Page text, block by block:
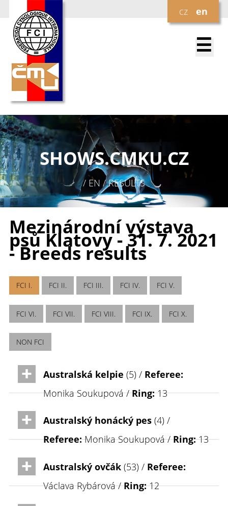
cz en
☰
SHOWS.CMKU.CZ
/ EN / RESULTS
Mezinárodní výstava
psů Klatovy - 31. 7. 2021
- Breeds results
FCI I. FCI II. FCI III. FCI IV. FCI V.
FCI VI. FCI VII. FCI VIII. FCI IX. FCI X.
NON FCI
Australská kelpie (5) / Referee:
Monika Soukupová /Ring:13
Australský honácký pes (4) /
Referee:Monika Soukupová /Ring:13
Australský ovčák (53) / Referee:
Václava Rybárová /Ring:12